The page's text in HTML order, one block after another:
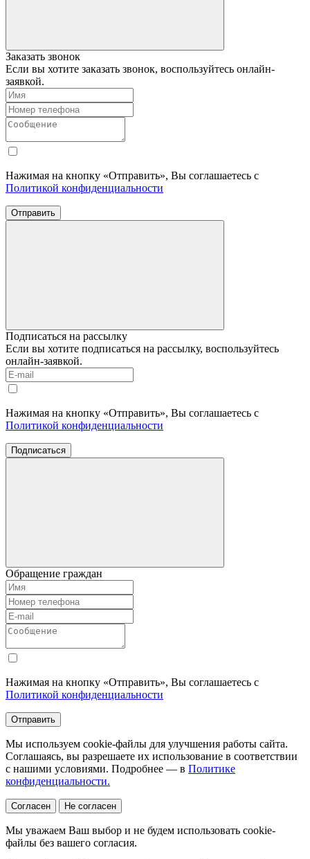
Заказать звонок
Если вы хотите заказать звонок, воспользуйтесь онлайн-
заявкой.
Нажимая на кнопку «Отправить», Вы соглашаетесь с
Политикой конфиденциальности
Отправить
Подписаться на рассылку
Если вы хотите подписаться на рассылку, воспользуйтесь
онлайн-заявкой.
Нажимая на кнопку «Отправить», Вы соглашаетесь с
Политикой конфиденциальности
Подписаться
Обращение граждан
Нажимая на кнопку «Отправить», Вы соглашаетесь с
Политикой конфиденциальности
Отправить
Мы используем cookie-файлы для улучшения работы сайта.
Соглашаясь, вы разрешаете их использование в соответствии
с нашими условиями. Подробнее — в Политике
конфиденциальности.
Согласен Не согласен
Мы уважаем Ваш выбор и не будем использовать cookie-
файлы без вашего согласия.